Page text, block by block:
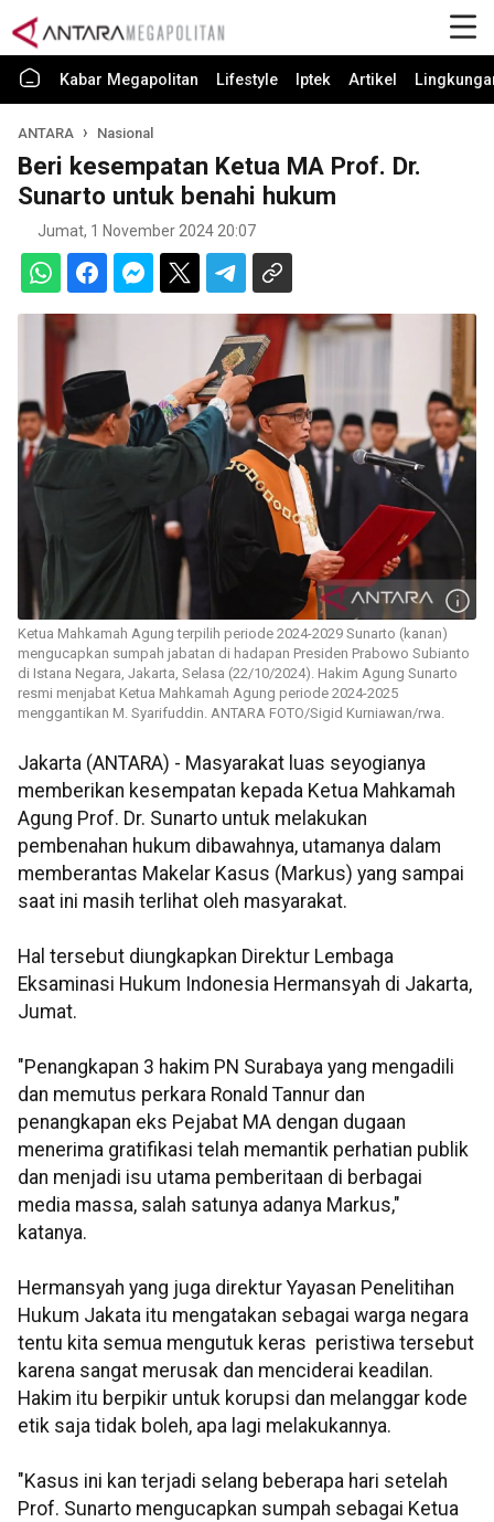
Kabar Megapolitan Lifestyle Iptek Artikel
ANTARA Nasional
Beri kesempatan Ketua MA Prof. Dr.
Sunarto untuk benahi hukum
Jumat, 1 November 2024 20:07
Ketua Mahkamah Agung terpilih periode 2024-2029 Sunarto (kanan)
mengucapkan sumpah jabatan di hadapan Presiden Prabowo Subianto
di Istana Negara, Jakarta, Selasa (22/10/2024). Hakim Agung Sunarto
resmi menjabat Ketua Mahkamah Agung periode 2024-2025
menggantikan M. Syarifuddin. ANTARA FOTO/Sigid Kurniawan/rwa.
Jakarta (ANTARA) - Masyarakat luas seyogianya
memberikan kesempatan kepada Ketua Mahkamah
Agung Prof. Dr. Sunarto untuk melakukan
pembenahan hukum dibawahnya, utamanya dalam
memberantas Makelar Kasus (Markus) yang sampai
saat ini masih terlihat oleh masyarakat.
Hal tersebut diungkapkan Direktur Lembaga
Eksaminasi Hukum Indonesia Hermansyah di Jakarta,
Jumat.
"Penangkapan 3 hakim PN Surabaya yang mengadili
dan memutus perkara Ronald Tannur dan
penangkapan eks Pejabat MA dengan dugaan
menerima gratifikasi telah memantik perhatian publik
dan menjadi isu utama pemberitaan di berbagai
media massa, salah satunya adanya Markus,"
katanya.
Hermansyah yang juga direktur Yayasan Penelitihan
Hukum Jakata itu mengatakan sebagai warga negara
tentu kita semua mengutuk keras peristiwa tersebut
karena sangat merusak dan menciderai keadilan.
Hakim itu berpikir untuk korupsi dan melanggar kode
etik saja tidak boleh, apa lagi melakukannya.
"Kasus ini kan terjadi selang beberapa hari setelah
Prof. Sunarto mengucapkan sumpah sebagai Ketua